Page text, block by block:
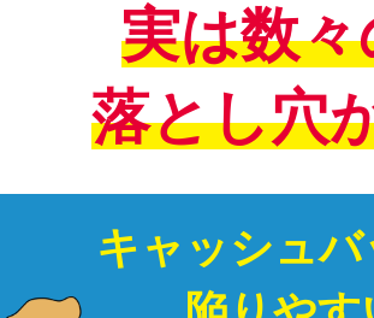
実は数々
落とし穴
キャッシュ